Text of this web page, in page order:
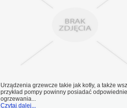
Urządzenia grzewcze takie jak kotły, a także
przykład pompy powinny posiadać
ogrzewania...
Czytaj dalej...